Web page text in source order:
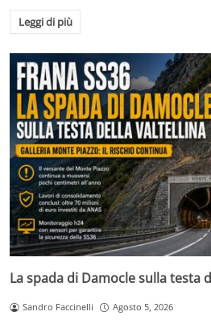
Leggi di più
La spada di Damocle sulla testa
Sandro Faccinelli Agosto 5, 2026